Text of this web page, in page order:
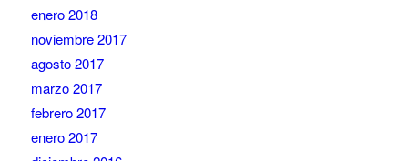
enero 2018
noviembre 2017
agosto 2017
marzo 2017
febrero 2017
enero 2017